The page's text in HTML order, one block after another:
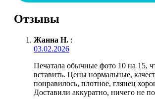
Отзывы
Жанна Н. :
03.02.2026
Печатала обычные фото 10 на 15,
вставить. Цены нормальные,
понравилось, плотное, глянец
Доставили аккуратно, ничего не